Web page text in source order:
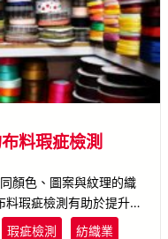
料瑕疵檢測
顏色、圖案與紋理的織
瑕疵檢測有助於提升品
瑕疵檢測 紡織業